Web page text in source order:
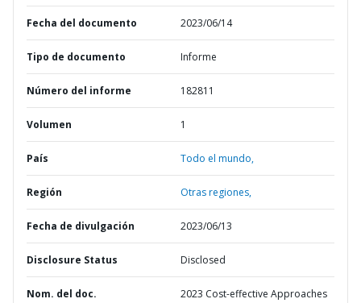
Fecha del documento 2023/06/14
Tipo de documento Informe
Número del informe 182811
Volumen 1
País Todo el mundo,
Región Otras regiones,
Fecha de divulgación 2023/06/13
Disclosure Status Disclosed
Nom. del doc.
2023 Cost-effective Approaches